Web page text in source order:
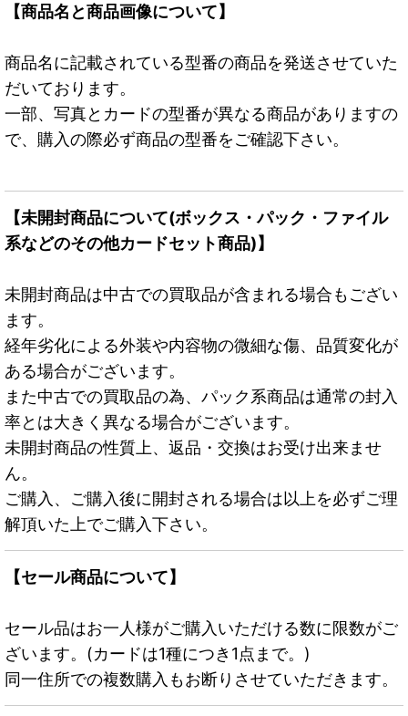
【商品名と商品画像について】
商品名に記載されている型番の商品を発送させていた
だいております。
一部、写真とカードの型番が異なる商品がありますの
で、購入の際必ず商品の型番をご確認下さい。
【未開封商品について(ボックス・パック・ファイル
系などのその他カードセット商品)】
未開封商品は中古での買取品が含まれる場合もござい
ます。
経年劣化による外装や内容物の微細な傷、品質変化が
ある場合がございます。
また中古での買取品の為、パック系商品は通常の封入
率とは大きく異なる場合がございます。
未開封商品の性質上、返品・交換はお受け出来ませ
ん。
ご購入、ご購入後に開封される場合は以上を必ずご理
解頂いた上でご購入下さい。
【セール商品について】
セール品はお一人様がご購入いただける数に限数がご
ざいます。(カードは1種につき1点まで。)
同一住所での複数購入もお断りさせていただきます。